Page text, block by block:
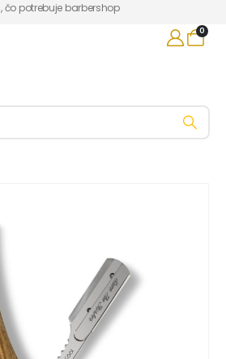
, čo potrebuje barbershop
0